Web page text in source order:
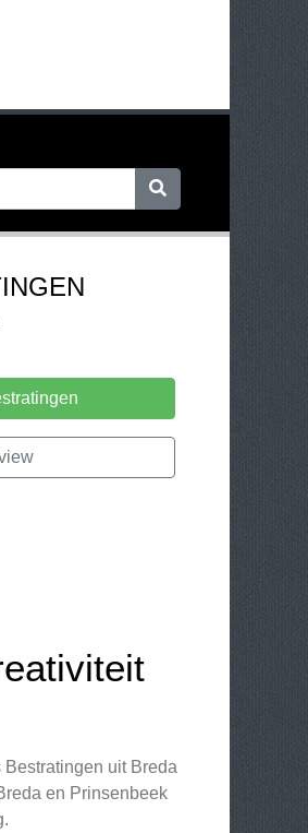
Bestratingen uit Breda
en Prinsenbeek